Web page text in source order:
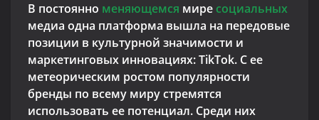
В постоянно меняющемся мире социальных
медиа одна платформа вышла на передовые
позиции в культурной значимости и
маркетинговых инновациях: TikTok. С ее
метеорическим ростом популярности
бренды по всему миру стремятся
использовать ее потенциал. Среди них